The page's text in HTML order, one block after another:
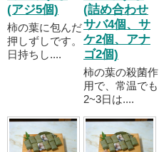
(アジ5個)
柿の葉に包んだ
押しずしです。
日持ちし....
(詰め合わせ
サバ4個、サ
ケ2個、アナ
ゴ2個)
柿の葉の殺菌作
用で、常温でも
2~3日は....